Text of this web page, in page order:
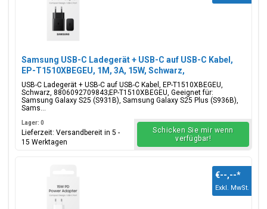
Samsung USB-C Ladegerät + USB-C auf USB-C Kabel,
EP-T1510XBEGEU, 1M, 3A, 15W, Schwarz,
Blisterverpackung, 8806092709843;EP-T1510XBEGEU
USB-C Ladegerät + USB-C auf USB-C Kabel, EP-T1510XBEGEU,
Schwarz, 8806092709843;EP-T1510XBEGEU, Geeignet für:
Samsung Galaxy S25 (S931B), Samsung Galaxy S25 Plus (S936B),
Sams...
Lager: 0
Lieferzeit: Versandbereit in 5 -
15 Werktagen
Schicken Sie mir wenn
verfügbar!
€--,--*
Exkl. MwSt.